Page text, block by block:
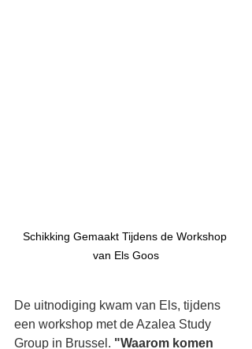
Schikking Gemaakt Tijdens de Workshop
van Els Goos
De uitnodiging kwam van Els, tijdens
een workshop met de Azalea Study
Group in Brussel. "Waarom komen